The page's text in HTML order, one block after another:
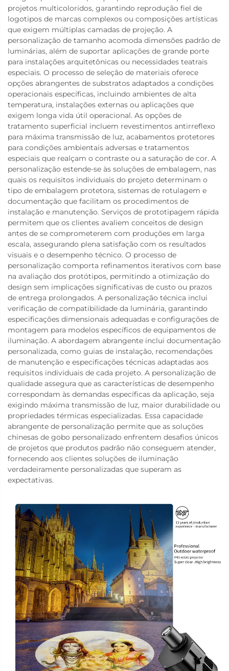
projetos multicoloridos, garantindo reprodução fiel de
logotipos de marcas complexos ou composições artísticas
que exigem múltiplas camadas de projeção. A
personalização de tamanho acomoda dimensões padrão de
luminárias, além de suportar aplicações de grande porte
para instalações arquitetônicas ou necessidades teatrais
especiais. O processo de seleção de materiais oferece
opções abrangentes de substratos adaptados a condições
operacionais específicas, incluindo ambientes de alta
temperatura, instalações externas ou aplicações que
exigem longa vida útil operacional. As opções de
tratamento superficial incluem revestimentos antirreflexo
para máxima transmissão de luz, acabamentos protetores
para condições ambientais adversas e tratamentos
especiais que realçam o contraste ou a saturação de cor. A
personalização estende-se às soluções de embalagem, nas
quais os requisitos individuais do projeto determinam o
tipo de embalagem protetora, sistemas de rotulagem e
documentação que facilitam os procedimentos de
instalação e manutenção. Serviços de prototipagem rápida
permitem que os clientes avaliem conceitos de design
antes de se comprometerem com produções em larga
escala, assegurando plena satisfação com os resultados
visuais e o desempenho técnico. O processo de
personalização comporta refinamentos iterativos com base
na avaliação dos protótipos, permitindo a otimização do
design sem implicações significativas de custo ou prazos
de entrega prolongados. A personalização técnica inclui
verificação de compatibilidade da luminária, garantindo
especificações dimensionais adequadas e configurações de
montagem para modelos específicos de equipamentos de
iluminação. A abordagem abrangente inclui documentação
personalizada, como guias de instalação, recomendações
de manutenção e especificações técnicas adaptadas aos
requisitos individuais de cada projeto. A personalização de
qualidade assegura que as características de desempenho
correspondam às demandas específicas da aplicação, seja
exigindo máxima transmissão de luz, maior durabilidade ou
propriedades térmicas especializadas. Essa capacidade
abrangente de personalização permite que as soluções
chinesas de gobo personalizado enfrentem desafios únicos
de projetos que produtos padrão não conseguem atender,
fornecendo aos clientes soluções de iluminação
verdadeiramente personalizadas que superam as
expectativas.